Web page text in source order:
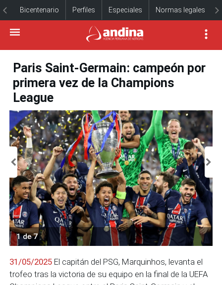
Bicentenario Perfiles Especiales Normas legales
Paris Saint-Germain: campeón por
primera vez de la Champions
League
1 de 7
31/05/2025 El capitán del PSG, Marquinhos, levanta el
trofeo tras la victoria de su equipo en la final de la UEFA